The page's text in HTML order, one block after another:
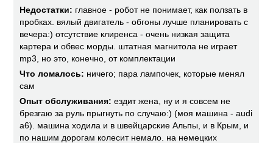
Недостатки: главное - робот не понимает, как ползать в
пробках. вялый двигатель - обгоны лучше планировать с
вечера:) отсутствие клиренса - очень низкая защита
картера и обвес морды. штатная магнитола не играет
mp3, но это, конечно, от комплектации
Что ломалось: ничего; пара лампочек, которые менял
сам
Опыт обслуживания: ездит жена, ну и я совсем не
брезгаю за руль прыгнуть по случаю:) (моя машина - audi
a6). машина ходила и в швейцарские Альпы, и в Крым, и
по нашим дорогам колесит немало. на немецких